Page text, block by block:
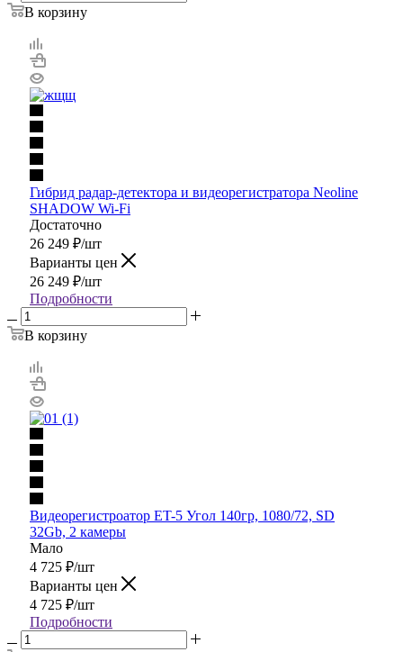
В корзину
Гибрид радар-детектора и видеорегистратора Neoline
SHADOW Wi-Fi
Достаточно
26 249 ₽/шт
Варианты цен
26 249 ₽/шт
Подробности
В корзину
Видеорегистроатор ET-5 Угол 140гр, 1080/72, SD
32Gb, 2 камеры
Мало
4 725 ₽/шт
Варианты цен
4 725 ₽/шт
Подробности